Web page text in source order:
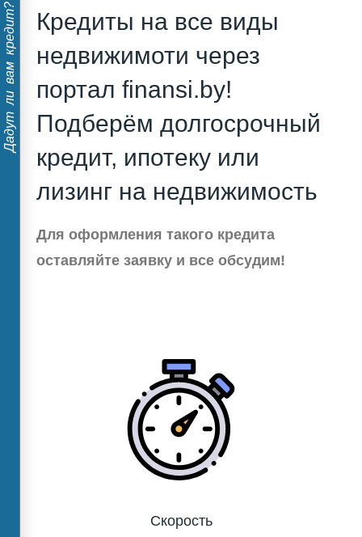
Дадут ли вам кредит?
Кредиты на все виды
недвижимоти через
портал finansi.by!
Подберём долгосрочный
кредит, ипотеку или
лизинг на недвижимость
Для оформления такого кредита
оставляйте заявку и все обсудим!
Скорость